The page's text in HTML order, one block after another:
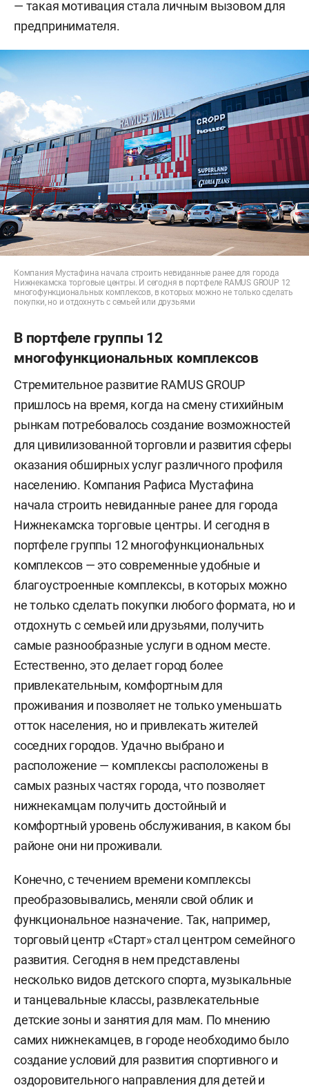
— такая мотивация стала личным вызовом для
предпринимателя.
Компания Мустафина начала строить невиданные ранее для города
Нижнекамска торговые центры. И сегодня в портфеле RAMUS GROUP 12
многофункциональных комплексов, в которых можно не только сделать
покупки, но и отдохнуть с семьей или друзьями
В портфеле группы 12
многофункциональных комплексов
Стремительное развитие RAMUS GROUP
пришлось на время, когда на смену стихийным
рынкам потребовалось создание возможностей
для цивилизованной торговли и развития сферы
оказания обширных услуг различного профиля
населению. Компания Рафиса Мустафина
начала строить невиданные ранее для города
Нижнекамска торговые центры. И сегодня в
портфеле группы 12 многофункциональных
комплексов — это современные удобные и
благоустроенные комплексы, в которых можно
не только сделать покупки любого формата, но и
отдохнуть с семьей или друзьями, получить
самые разнообразные услуги в одном месте.
Естественно, это делает город более
привлекательным, комфортным для
проживания и позволяет не только уменьшать
отток населения, но и привлекать жителей
соседних городов. Удачно выбрано и
расположение — комплексы расположены в
самых разных частях города, что позволяет
нижнекамцам получить достойный и
комфортный уровень обслуживания, в каком бы
районе они ни проживали.
Конечно, с течением времени комплексы
преобразовывались, меняли свой облик и
функциональное назначение. Так, например,
торговый центр «Старт» стал центром семейного
развития. Сегодня в нем представлены
несколько видов детского спорта, музыкальные
и танцевальные классы, развлекательные
детские зоны и занятия для мам. По мнению
самих нижнекамцев, в городе необходимо было
создание условий для развития спортивного и
оздоровительного направления для детей и